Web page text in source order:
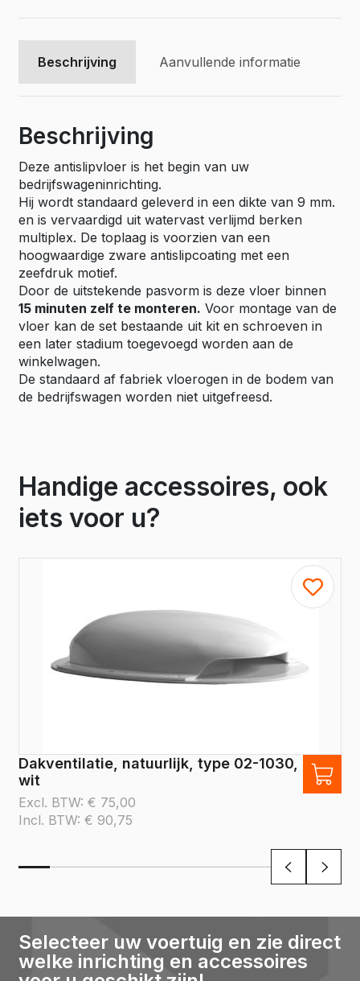
grijs
aantal
Beschrijving Aanvullende informatie
Beschrijving
Deze antislipvloer is het begin van uw
bedrijfswageninrichting.
Hij wordt standaard geleverd in een dikte van 9 mm.
en is vervaardigd uit watervast verlijmd berken
multiplex. De toplaag is voorzien van een
hoogwaardige zware antislipcoating met een
zeefdruk motief.
Door de uitstekende pasvorm is deze vloer binnen
15 minuten zelf te monteren. Voor montage van de
vloer kan de set bestaande uit kit en schroeven in
een later stadium toegevoegd worden aan de
winkelwagen.
De standaard af fabriek vloerogen in de bodem van
de bedrijfswagen worden niet uitgefreesd.
Handige accessoires, ook
iets voor u?
Dakventilatie, natuurlijk, type 02-1030,
wit
Excl. BTW: € 75,00
Incl. BTW: € 90,75
Selecteer uw voertuig en zie direct
welke inrichting en accessoires